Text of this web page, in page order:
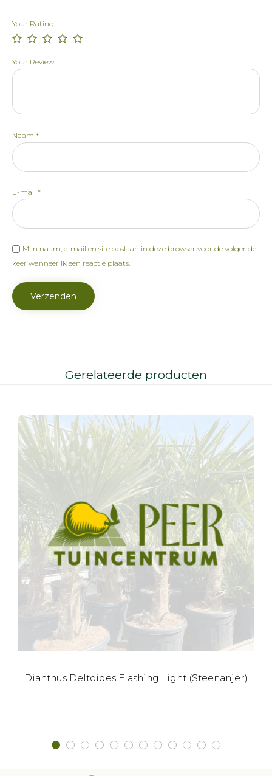
Your Rating
Your Review
Naam *
E-mail *
Mijn naam, e-mail en site opslaan in deze browser voor de volgende
keer wanneer ik een reactie plaats.
Gerelateerde producten
Dianthus Deltoides Flashing Light (Steenanjer)